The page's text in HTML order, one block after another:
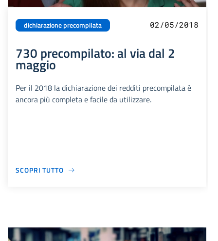
dichiarazione precompilata 02/05/2018
730 precompilato: al via dal 2
maggio
Per il 2018 la dichiarazione dei redditi precompilata è
ancora più completa e facile da utilizzare.
SCOPRI TUTTO